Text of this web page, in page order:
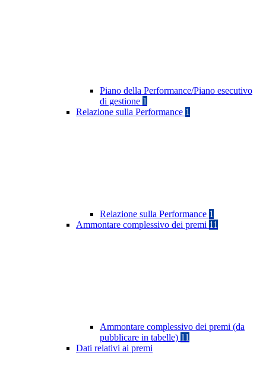
Piano della Performance/Piano esecutivo
di gestione 1
Relazione sulla Performance 1
Relazione sulla Performance 1
Ammontare complessivo dei premi 11
Ammontare complessivo dei premi (da
pubblicare in tabelle) 11
Dati relativi ai premi